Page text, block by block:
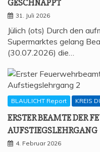
GESCHNAPPT
31. Juli 2026
Jülich (ots) Durch den
Supermarktes gelang
(30.07.2026) die…
BLAULICHT Report KREIS
ERS­TER BEAM­TE DER
AUFSTIEGSLEHRGANG
4. Februar 2026